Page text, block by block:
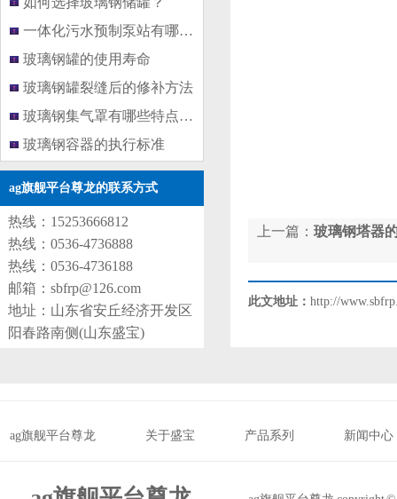
一体化污水预制泵站有哪些优势
玻璃钢罐的使用寿命
玻璃钢罐裂缝后的修补方法
玻璃钢集气罩有哪些特点呢？
玻璃钢容器的执行标准
ag旗舰平台尊龙的联系方式
热线：15253666812
热线：0536-4736888
热线：0536-4736188
邮箱： sbfrp@126.com
地址：山东省安丘经济开发区
阳春路南侧(山东盛宝)
上一篇： 玻璃钢塔器
此文地址： http://
ag旗舰平台尊龙 关于盛宝 产品系列 新闻中心